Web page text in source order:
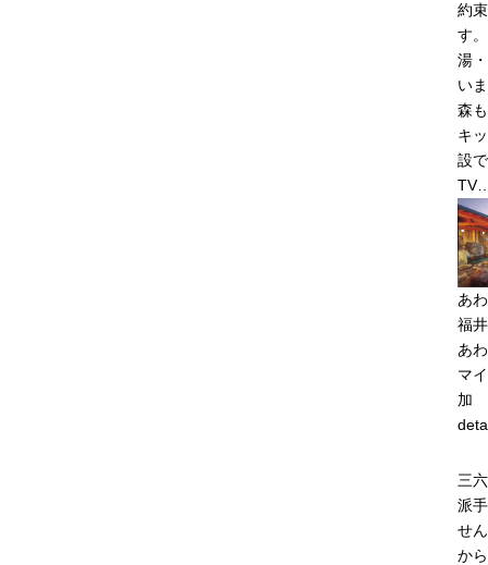
約
す
湯
い
森
キ
設
あ
福
あ
マ
加
三
派
せ
か